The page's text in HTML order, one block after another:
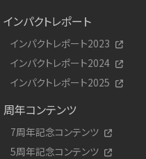
インパクトレポート
インパクトレポート2023
インパクトレポート2024
インパクトレポート2025
周年コンテンツ
7周年記念コンテンツ
5周年記念コンテンツ